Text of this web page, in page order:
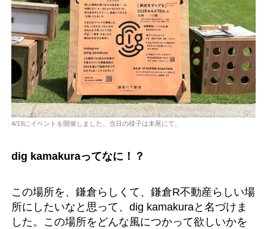
4/19にイベントを開催しました。当日の様子は末尾にて。
dig kamakuraってなに！？
この場所を、鎌倉らしくて、鎌倉R不動産らしい場
所にしたいなと思って、dig kamakuraと名づけま
した。この場所をどんな風につかって欲しいかを